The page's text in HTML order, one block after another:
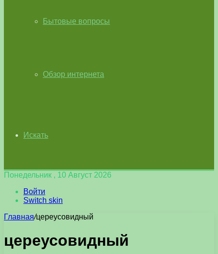
Бытовые вопросы
Обзор интернета
Искать
Понедельник , 10 Август 2026
Войти
Switch skin
Главная/цереусовидный
цереусовидный